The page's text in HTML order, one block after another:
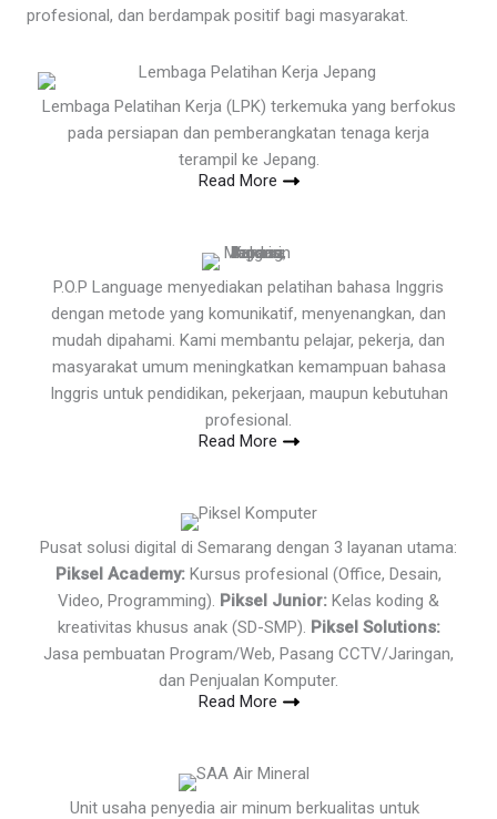
profesional, dan berdampak positif bagi masyarakat.
Lembaga Pelatihan Kerja (LPK) terkemuka yang berfokus
pada persiapan dan pemberangkatan tenaga kerja
terampil ke Jepang.
Read More
P.O.P Language menyediakan pelatihan bahasa Inggris
dengan metode yang komunikatif, menyenangkan, dan
mudah dipahami. Kami membantu pelajar, pekerja, dan
masyarakat umum meningkatkan kemampuan bahasa
Inggris untuk pendidikan, pekerjaan, maupun kebutuhan
profesional.
Read More
Pusat solusi digital di Semarang dengan 3 layanan utama:
Piksel Academy: Kursus profesional (Office, Desain,
Video, Programming). Piksel Junior: Kelas koding &
kreativitas khusus anak (SD-SMP). Piksel Solutions:
Jasa pembuatan Program/Web, Pasang CCTV/Jaringan,
dan Penjualan Komputer.
Read More
Unit usaha penyedia air minum berkualitas untuk